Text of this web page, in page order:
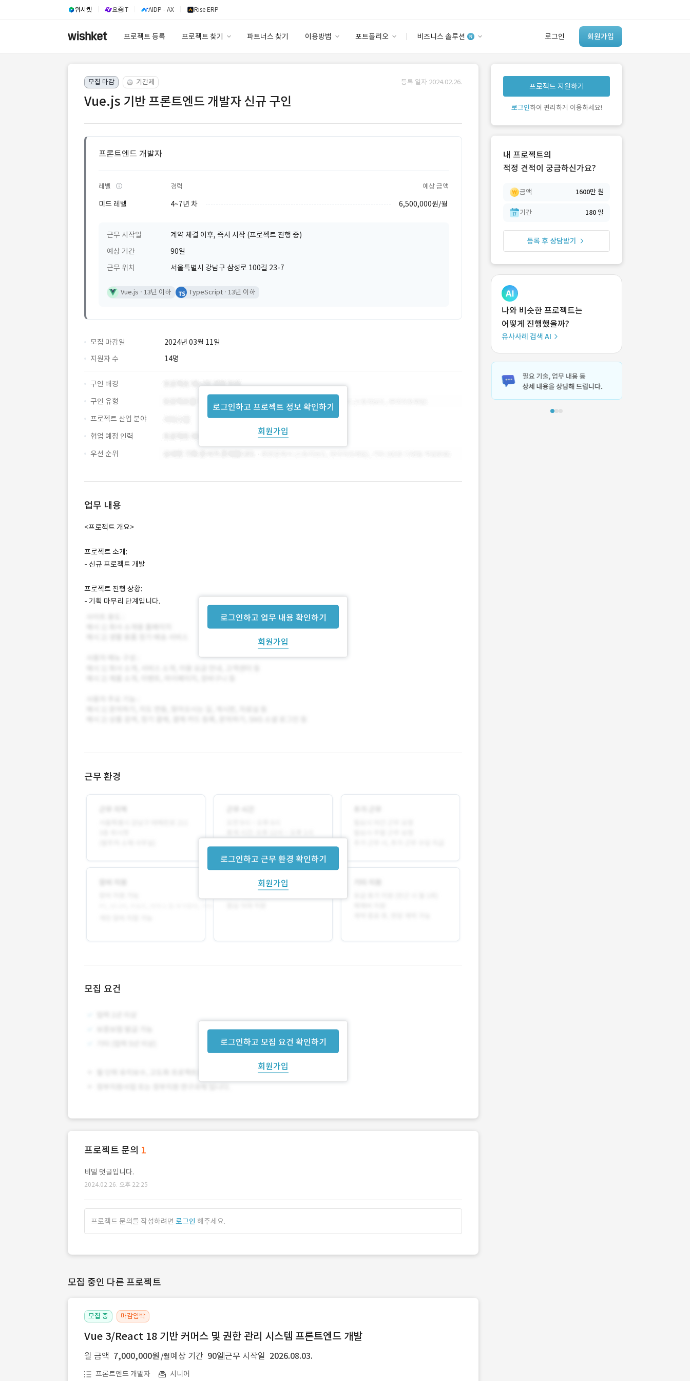
위시켓 요즘IT AIDP - AX Rise ERP
프로젝트 등록 프로젝트 찾기 파트너스 찾기 이용방법 포트폴리오 비즈니스 솔루션 로그인 회원가입
안심 코드 케어
유사사례 검색 AI
‘이런 거’ 만들어본
개발 회사 있어?
모집 마감 기간제 등록 일자 2024.02.26.
Vue.js 기반 프론트엔드 개발자 신규 구인
프론트엔드 개발자
레벨 경력 예상 금액
미드 레벨 4~7년 차 6,500,000원/월
근무 시작일
계약 체결 이후, 즉시 시작 (프로젝트 진행 중)
예상 기간
90일
근무 위치
서울특별시 강남구 삼성로 100길 23-7
Vue.js 13년 이하 TypeScript 13년 이하
모집 마감일
2024년 03월 11일
지원자 수
14명
로그인하고 프로젝트 정보 확인하기
회원가입
구인 배경
구인 유형
프로젝트 산업 분야
협업 예정 인력
우선 순위
업무 내용
로그인하고 업무 내용 확인하기
회원가입
<프로젝트 개요>
프로젝트 소개:
- 신규 프로젝트 개발
프로젝트 진행 상황:
- 기획 마무리 단계입니다.
근무 환경
로그인하고 근무 환경 확인하기
회원가입
모집 요건
로그인하고 모집 요건 확인하기
회원가입
프로젝트 문의 1
비밀 댓글입니다.
2024.02.26. 오후 22:25
프로젝트 문의를 작성하려면 로그인 해주세요.
모집 중인 다른 프로젝트
모집 중 마감임박
Vue 3/React 18 기반 커머스 및 권한 관리 시스템 프론트엔드 개발
월 금액 7,000,000원 /월예상 기간 90일 근무 시작일 2026.08.03.
프론트엔드 개발자 시니어
프로젝트 지원하기
로그인하여 편리하게 이용하세요!
내 프로젝트의
적정 견적이 궁금하신가요?
금액
1억 원
기간
300 일
등록 후 상담받기
나와 비슷한 프로젝트는
어떻게 진행했을까?
유사사례 검색 AI